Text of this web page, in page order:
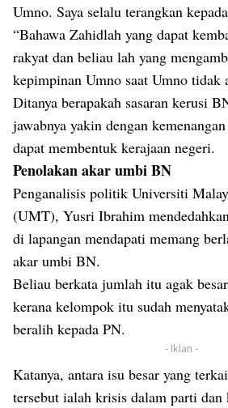
Umno. Saya selalu terangkan
“Bahawa Zahidlah yang dapat
rakyat dan beliau lah yang
kepimpinan Umno saat Umno tidak
Ditanya berapakah sasaran kerusi
jawabnya yakin dengan
dapat membentuk kerajaan negeri.
Penolakan akar umbi BN
Penganalisis politik Universiti
(UMT), Yusri Ibrahim
di lapangan mendapati memang
akar umbi BN.
Beliau berkata jumlah itu agak
kerana kelompok itu sudah
beralih kepada PN.
- Iklan -
Katanya, antara isu besar yang
tersebut ialah krisis dalam parti dan